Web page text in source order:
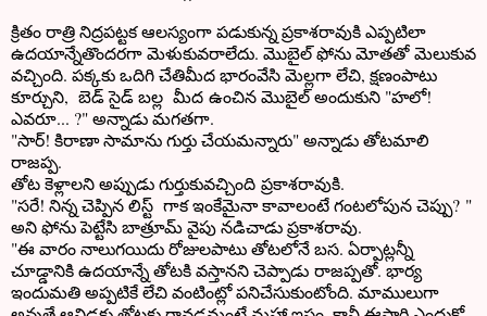
క్రితం రాత్రి నిద్రపట్టక ఆలస్యంగా పడుకున్న ప్రకాశరావుకి ఎప్పటిలా
ఉదయాన్నేతొందరగా మెళుకువరాలేదు. మొబైల్ ఫోను మోతతో మెలుకువ
వచ్చింది. పక్కకు ఒదిగి చేతిమీద భారంవేసి మెల్లగా లేచి, క్షణంపాటు
కూర్చుని, బెడ్ సైడ్ బల్ల మీద ఉంచిన మొబైల్ అందుకుని "హలో!
ఎవరూ... ?" అన్నాడు మగతగా.
"సార్! కిరాణా సామాను గుర్తు చేయమన్నారు" అన్నాడు తోటమాలి
రాజప్ప.
తోట కెళ్లాలని అప్పుడు గుర్తుకువచ్చింది ప్రకాశరావుకి.
"సరే! నిన్న చెప్పిన లిస్ట్ గాక ఇంకేమైనా కావాలంటే గంటలోపున చెప్పు? "
అని ఫోను పెట్టేసి బాత్రూమ్ వైపు నడిచాడు ప్రకాశరావు.
"ఈ వారం నాలుగయిదు రోజులపాటు తోటలోనే బస. ఏర్పాట్లన్నీ
చూడ్డానికి ఉదయాన్నే తోటకి వస్తానని చెప్పాడు రాజప్పతో. భార్య
ఇందుమతి అప్పటికే లేచి వంటింట్లో పనిచేసుకుంటోంది. మాములుగా